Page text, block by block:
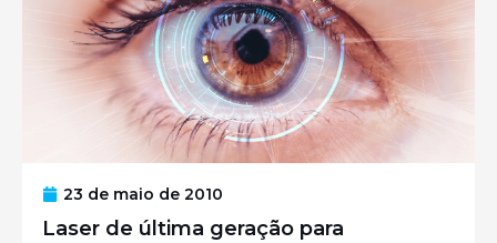
23 de maio de 2010
Laser de última geração para